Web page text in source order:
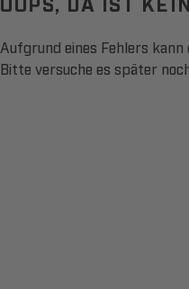
Aufgrund eines Fehlers
Bitte versuche es später